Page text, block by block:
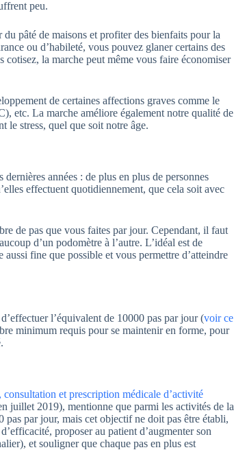
peu.
pâté de maisons et profiter des bienfaits pour la
ou d’habileté, vous pouvez glaner certains des
cotisez, la marche peut même vous faire économiser
de certaines affections graves comme le
etc. La marche améliore également notre qualité de
le stress, quel que soit notre âge.
années : de plus en plus de personnes
effectuent quotidiennement, que cela soit avec
de pas que vous faites par jour. Cependant, il faut
d’un podomètre à l’autre. L’idéal est de
fine que possible et vous permettre d’atteindre
l’équivalent de 10000 pas par jour (voir ce
minimum requis pour se maintenir en forme, pour
et prescription médicale d’activité
juillet 2019), mentionne que parmi les activités de la
par jour, mais cet objectif ne doit pas être établi,
proposer au patient d’augmenter son
et souligner que chaque pas en plus est